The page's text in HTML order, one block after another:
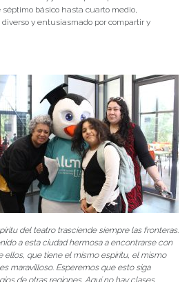
básico hasta cuarto medio,
y entusiasmado por compartir y
del teatro trasciende siempre las fronteras.
a esta ciudad hermosa a encontrarse con
ellos, que tiene el mismo espíritu, el mismo
maravilloso. Esperemos que esto siga
de otras regiones. Aquí no hay clases